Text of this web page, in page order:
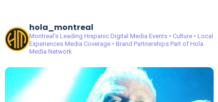
hola_montreal
Montreal’s Leading Hispanic Digital Media Events • Culture • Local
ExperiencesMedia Coverage • Brand PartnershipsPart of Hola
Media Network